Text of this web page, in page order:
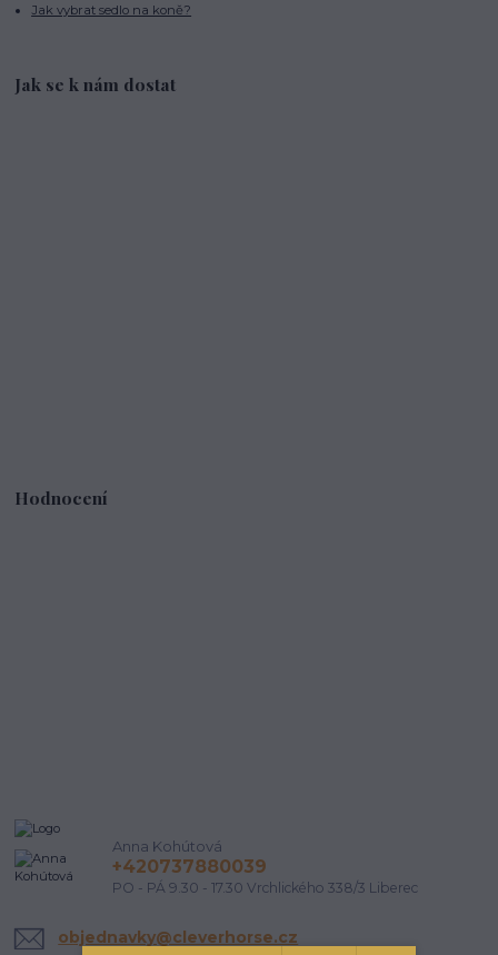
Jak vybrat sedlo na koně?
Jak se k nám dostat
Hodnocení
Anna Kohútová
+420737880039
PO - PÁ 9.30 - 17.30 Vrchlického 338/3 Liberec
objednavky@cleverhorse.cz